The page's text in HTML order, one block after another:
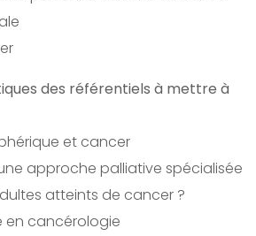
des référentiels à mettre à
et cancer
approche palliative spécialisée
atteints de cancer ?
en cancérologie